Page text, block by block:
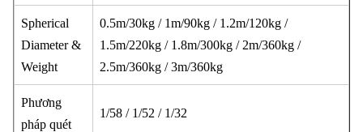
Spherical
Diameter &
Weight
0.5m/30kg / 1m/90kg / 1.2m/120kg /
1.5m/220kg / 1.8m/300kg / 2m/360kg /
2.5m/360kg / 3m/360kg
Phương
pháp quét
1/58 / 1/52 / 1/32